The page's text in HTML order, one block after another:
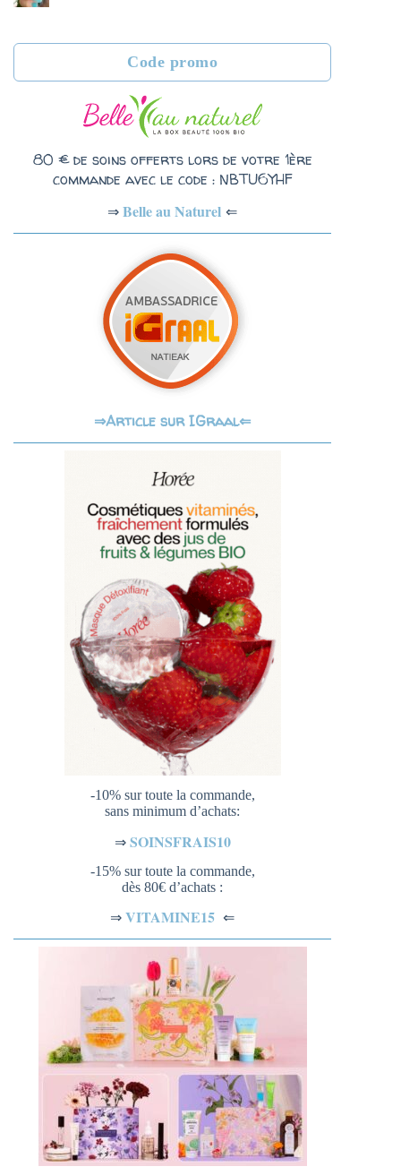
Code promo
80 € de soins offerts lors de votre 1ère
commande avec le code : NBTU6YHF
⇒Belle au Naturel ⇐
⇒Article sur IGraal⇐
-10% sur toute la commande,
sans minimum d’achats:
⇒ SOINSFRAIS10
-15% sur toute la commande,
dès 80€ d’achats :
⇒VITAMINE15 ⇐